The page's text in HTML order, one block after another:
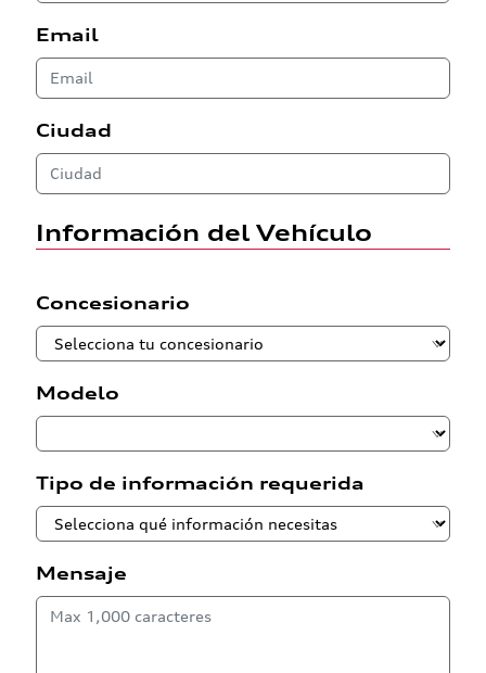
Email
Ciudad
Información del Vehículo
Concesionario
Modelo
Tipo de información requerida
Mensaje